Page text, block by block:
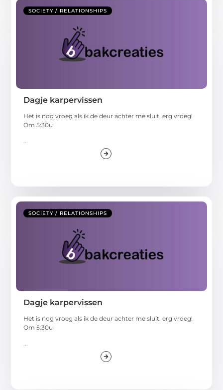
SOCIETY / RELATIONSHIPS
Dagje karpervissen
Het is nog vroeg als ik de deur achter me sluit, erg vroeg!
Om 5:30u
...
SOCIETY / RELATIONSHIPS
Dagje karpervissen
Het is nog vroeg als ik de deur achter me sluit, erg vroeg!
Om 5:30u